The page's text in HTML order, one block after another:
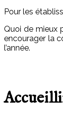
Pour les
Quoi de mieux
encourager la
l’année.